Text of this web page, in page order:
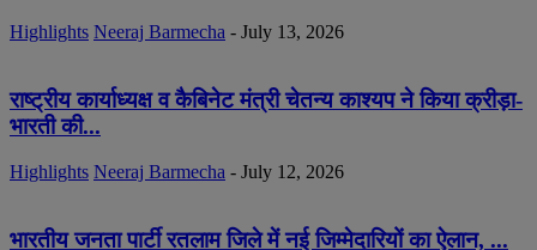
Highlights Neeraj Barmecha - July 13, 2026
राष्ट्रीय कार्याध्यक्ष व कैबिनेट मंत्री चेतन्य काश्यप ने किया क्रीड़ा-
भारती की...
Highlights Neeraj Barmecha - July 12, 2026
भारतीय जनता पार्टी रतलाम जिले में नई जिम्मेदारियों का ऐलान, ...